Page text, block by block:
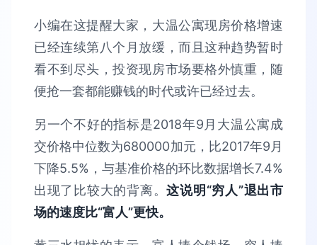
小编在这提醒大家，大温公寓现房价格增速
已经连续第八个月放缓，而且这种趋势暂时
看不到尽头，投资现房市场要格外慎重，随
便抢一套都能赚钱的时代或许已经过去。
另一个不好的指标是2018年9月大温公寓成
交价格中位数为680000加元，比2017年9月
下降5.5%，与基准价格的环比数据增长7.4%
出现了比较大的背离。这说明“穷人”退出市
场的速度比“富人”更快。